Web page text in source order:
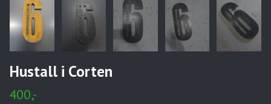
Hustall i Corten
400,-